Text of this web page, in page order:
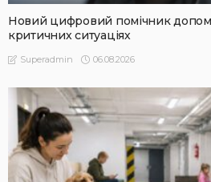
Новий цифровий помічник
критичних ситуаціях
Superadmin 06.08.2026